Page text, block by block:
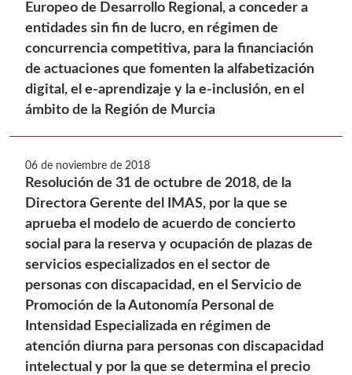
Europeo de Desarrollo Regional, a conceder a
entidades sin fin de lucro, en régimen de
concurrencia competitiva, para la financiación
de actuaciones que fomenten la alfabetización
digital, el e-aprendizaje y la e-inclusión, en el
ámbito de la Región de Murcia
06 de noviembre de 2018
Resolución de 31 de octubre de 2018, de la
Directora Gerente del IMAS, por la que se
aprueba el modelo de acuerdo de concierto
social para la reserva y ocupación de plazas de
servicios especializados en el sector de
personas con discapacidad, en el Servicio de
Promoción de la Autonomía Personal de
Intensidad Especializada en régimen de
atención diurna para personas con discapacidad
intelectual y por la que se determina el precio